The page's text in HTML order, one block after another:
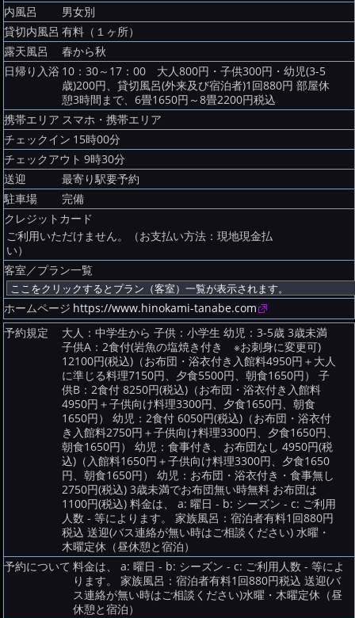
内風呂
男女別
貸切内風呂 有料（１ヶ所）
露天風呂
春から秋
日帰り入浴 10：30～17：00 大人800円・子供300円・幼児(3-5
歳)200円、貸切風呂(外来及び宿泊者)1回880円 部屋休
憩3時間まで、6畳1650円～8畳2200円税込
携帯エリア スマホ・携帯エリア
チェックイン 15時00分
チェックアウト 9時30分
送迎
最寄り駅要予約
駐車場
完備
クレジットカード
ご利用いただけません。（お支払い方法：現地現金払
い）
客室／プラン一覧
ホームページ https://www.hinokami-tanabe.com
予約規定
大人：中学生から 子供：小学生 幼児：3-5歳 3歳未満
子供A：2食付(岩魚の塩焼き付き ※お刺身に変更可)
12100円(税込)（お布団・浴衣付き入館料4950円＋大人
に準じる料理7150円、夕食5500円、朝食1650円） 子
供B：2食付 8250円(税込)（お布団・浴衣付き入館料
4950円＋子供向け料理3300円、夕食1650円、朝食
1650円） 幼児：2食付 6050円(税込)（お布団・浴衣付
き入館料2750円＋子供向け料理3300円、夕食1650円、
朝食1650円） 幼児：食事付き、お布団なし 4950円(税
込)（入館料1650円＋子供向け料理3300円、夕食1650
円、朝食1650円） 幼児：お布団・浴衣付き・食事無し
2750円(税込) 3歳未満でお布団無い時無料 お布団は
1100円(税込) 料金は、 a: 曜日 - b: シーズン - c: ご利用
人数 - 等によります。 家族風呂：宿泊者有料1回880円
税込 送迎(バス連絡が無い時はご相談ください) 水曜・
木曜定休（昼休憩と宿泊）
予約について 料金は、 a: 曜日 - b: シーズン - c: ご利用人数 - 等によ
ります。 家族風呂：宿泊者有料1回880円税込 送迎(バ
ス連絡が無い時はご相談ください)水曜・木曜定休（昼
休憩と宿泊）